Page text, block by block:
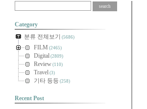
Category
분류 전체보기 (5686)
FILM (2465)
Digital (2809)
Review (110)
Travel (3)
기타 등등 (258)
Recent Post